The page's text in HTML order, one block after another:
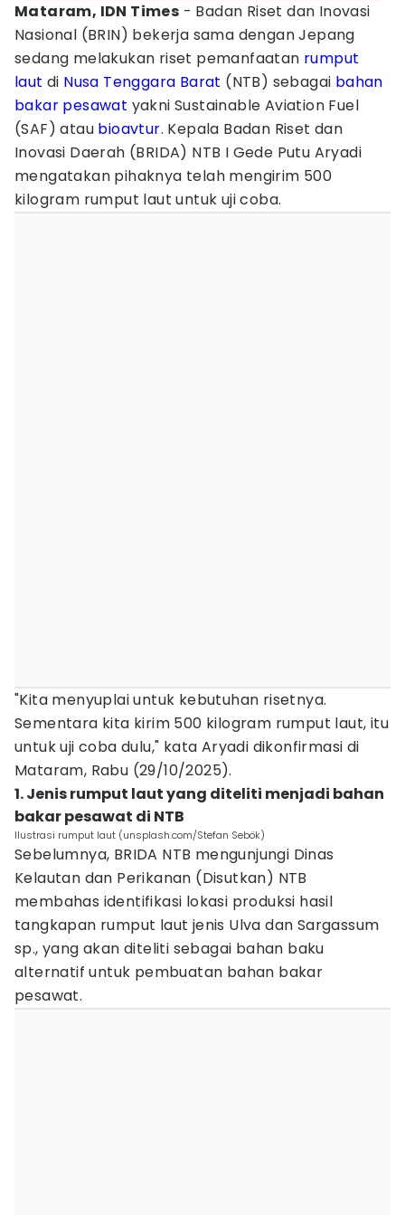
Mataram, IDN Times - Badan Riset dan Inovasi
Nasional (BRIN) bekerja sama dengan Jepang
sedang melakukan riset pemanfaatan rumput
laut di Nusa Tenggara Barat (NTB) sebagai bahan
bakar pesawat yakni Sustainable Aviation Fuel
(SAF) atau bioavtur. Kepala Badan Riset dan
Inovasi Daerah (BRIDA) NTB I Gede Putu Aryadi
mengatakan pihaknya telah mengirim 500
kilogram rumput laut untuk uji coba.
"Kita menyuplai untuk kebutuhan risetnya.
Sementara kita kirim 500 kilogram rumput laut, itu
untuk uji coba dulu," kata Aryadi dikonfirmasi di
Mataram, Rabu (29/10/2025).
1. Jenis rumput laut yang diteliti menjadi bahan
bakar pesawat di NTB
Ilustrasi rumput laut (unsplash.com/Stefan Sebök)
Sebelumnya, BRIDA NTB mengunjungi Dinas
Kelautan dan Perikanan (Disutkan) NTB
membahas identifikasi lokasi produksi hasil
tangkapan rumput laut jenis Ulva dan Sargassum
sp., yang akan diteliti sebagai bahan baku
alternatif untuk pembuatan bahan bakar
pesawat.